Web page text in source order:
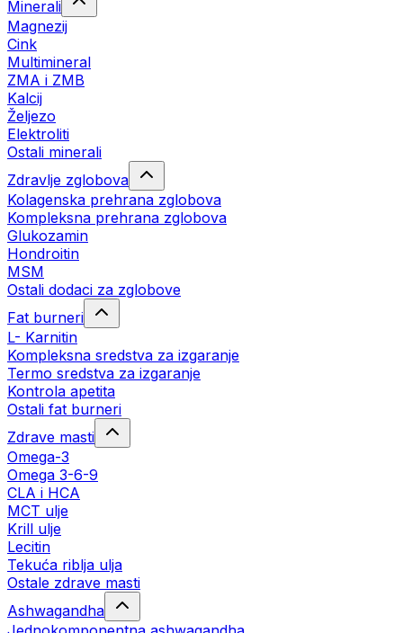
Minerali
Magnezij
Cink
Multimineral
ZMA i ZMB
Kalcij
Željezo
Elektroliti
Ostali minerali
Zdravlje zglobova
Kolagenska prehrana zglobova
Kompleksna prehrana zglobova
Glukozamin
Hondroitin
MSM
Ostali dodaci za zglobove
Fat burneri
L- Karnitin
Kompleksna sredstva za izgaranje
Termo sredstva za izgaranje
Kontrola apetita
Ostali fat burneri
Zdrave masti
Omega-3
Omega 3-6-9
CLA i HCA
MCT ulje
Krill ulje
Lecitin
Tekuća riblja ulja
Ostale zdrave masti
Ashwagandha